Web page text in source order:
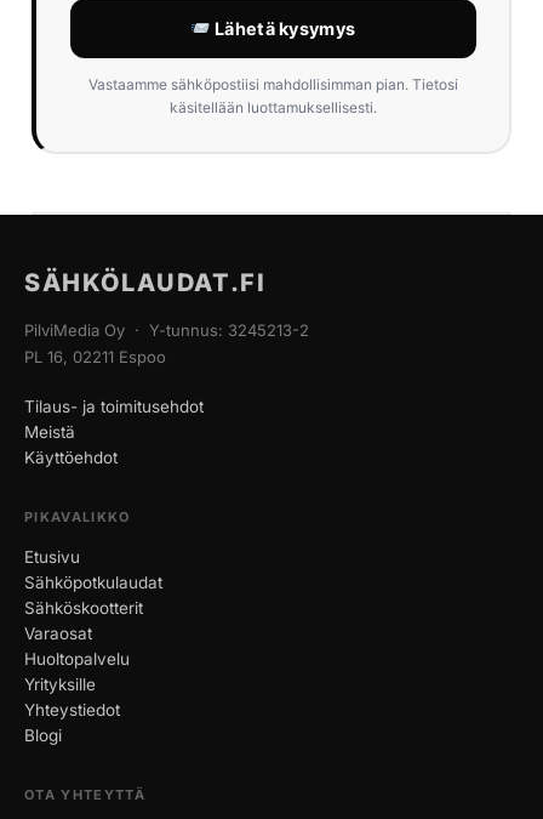
Lähetä kysymys
Vastaamme sähköpostiisi mahdollisimman pian. Tietosi
käsitellään luottamuksellisesti.
SÄHKÖLAUDAT.FI
PilviMedia Oy · Y-tunnus: 3245213-2
PL 16, 02211 Espoo
Tilaus- ja toimitusehdot
Meistä
Käyttöehdot
PIKAVALIKKO
Etusivu
Sähköpotkulaudat
Sähköskootterit
Varaosat
Huoltopalvelu
Yrityksille
Yhteystiedot
Blogi
OTA YHTEYTTÄ